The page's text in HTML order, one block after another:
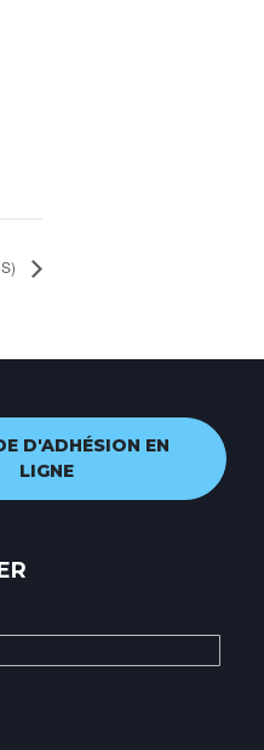
D'ADHÉSION EN
LIGNE